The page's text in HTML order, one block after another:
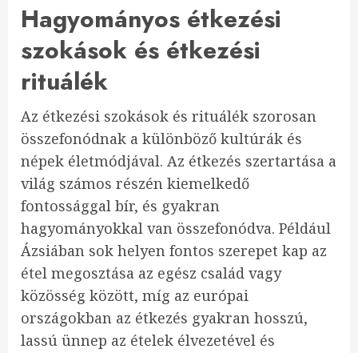
Hagyományos étkezési
szokások és étkezési
rituálék
Az étkezési szokások és rituálék szorosan
összefonódnak a különböző kultúrák és
népek életmódjával. Az étkezés szertartása a
világ számos részén kiemelkedő
fontossággal bír, és gyakran
hagyományokkal van összefonódva. Például
Ázsiában sok helyen fontos szerepet kap az
étel megosztása az egész család vagy
közösség között, míg az európai
országokban az étkezés gyakran hosszú,
lassú ünnep az ételek élvezetével és